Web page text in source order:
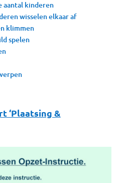
aantal kinderen
wisselen elkaar af
klimmen
spelen
‘Plaatsing &